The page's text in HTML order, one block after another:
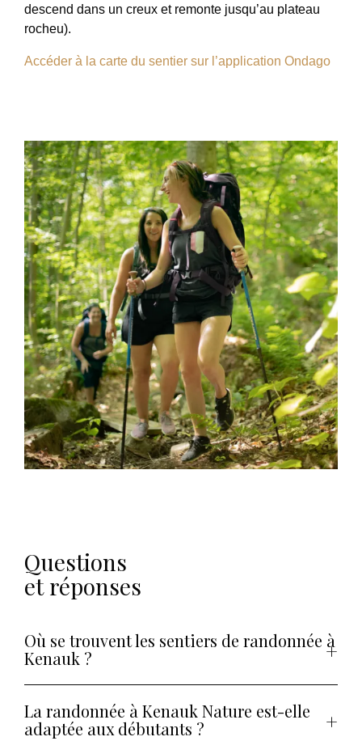
descend dans un creux et remonte jusqu’au plateau
rocheu).
Accéder à la carte du sentier sur l’application Ondago
Questions
et réponses
Où se trouvent les sentiers de randonnée à
Kenauk ?
La randonnée à Kenauk Nature est-elle
adaptée aux débutants ?